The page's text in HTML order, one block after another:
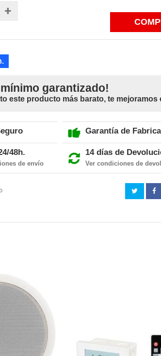
mínimo garantizado!
este producto más barato, te mejoramos
Garantía de
48h.
de envío
14 días de
Ver condiciones de